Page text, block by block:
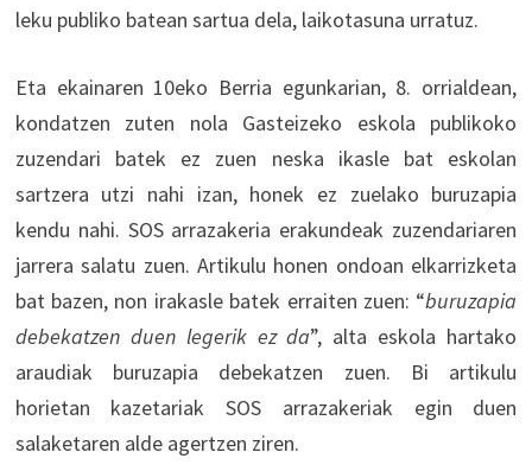
leku publiko batean sartua dela, laikotasuna urratuz.
Eta ekainaren 10eko Berria egunkarian, 8. orrialdean,
kondatzen zuten nola Gasteizeko eskola publikoko
zuzendari batek ez zuen neska ikasle bat eskolan
sartzera utzi nahi izan, honek ez zuelako buruzapia
kendu nahi. SOS arrazakeria erakundeak zuzendariaren
jarrera salatu zuen. Artikulu honen ondoan elkarrizketa
bat bazen, non irakasle batek erraiten zuen: “buruzapia
debekatzen duen legerik ez da”, alta eskola hartako
araudiak buruzapia debekatzen zuen. Bi artikulu
horietan kazetariak SOS arrazakeriak egin duen
salaketaren alde agertzen ziren.